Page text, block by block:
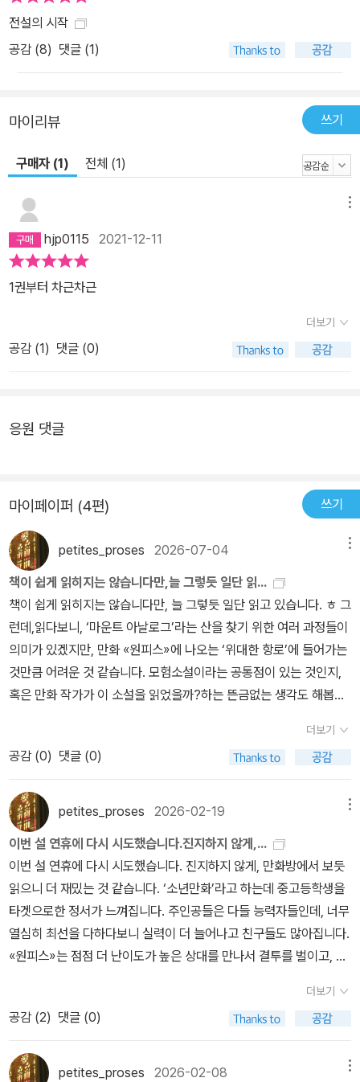
전설의 시작
공감 (8) 댓글 (1)
마이리뷰 쓰기
구매자 (1) 전체 (1)
hjp0115 2021-12-11
1권부터 차근차근
더보기
공감 (1) 댓글 (0)
응원 댓글
마이페이퍼 (4편) 쓰기
petites_proses 2026-07-04
책이 쉽게 읽히지는 않습니다만,늘 그렇듯 일단 읽...
책이 쉽게 읽히지는 않습니다만, 늘 그렇듯 일단 읽고 있습니다. ㅎ 그
런데,읽다보니, ‘마운트 아날로그’라는 산을 찾기 위한 여러 과정들이
의미가 있겠지만, 만화 «원피스»에 나오는 ‘위대한 항로’에 들어가는
것만큼 어려운 것 같습니다. 모험소설이라는 공통점이 있는 것인지,
혹은 만화 작가가 이 소설을 읽었을까?하는 뜬금없는 생각도 해봅니
영역을 아주 구체적으로 논의하면서 찾아나가는 방식 자체는 소설과
만화가 다르지만, 미지의 영역에 다다르고자 하는 마음은 같이 않을
까 하는 생각입니다.
더보기
공감 (0) 댓글 (0)
petites_proses 2026-02-19
이번 설 연휴에 다시 시도했습니다.진지하지 않게,...
이번 설 연휴에 다시 시도했습니다. 진지하지 않게, 만화방에서 보듯
읽으니 더 재밌는 것 같습니다. ‘소년만화’라고 하는데 중고등학생을
타겟으로한 정서가 느껴집니다. 주인공들은 다들 능력자들인데, 너무
열심히 최선을 다하다보니 실력이 더 늘어나고 친구들도 많아집니다.
«원피스»는 점점 더 난이도가 높은 상대를 만나서 결투를 벌이고, 또
십 몇 년이 훌쩍 지나는 것 같은 속도입니다. 그냥 코믹의 요소로 보기
엔 불편한 점들도 많습니다. (결투 장면은 대부분 빠르게 넘기게 되는
데, 애니메이션으로 볼 지는 모르겠습니다.) 그러나 이제 어른의 눈으
로 보니, 귀여운 점들도 보입니다. 각자의 나이대에 읽는 만화의 즐거
더보기
공감 (2) 댓글 (0)
petites_proses 2026-02-08